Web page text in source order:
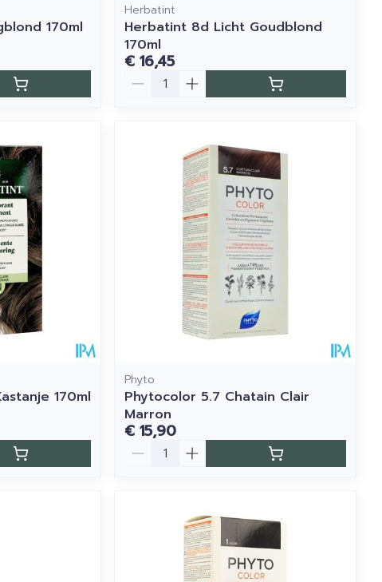
170ml
Herbatint
Herbatint 8d Licht Goudblond
170ml
€ 16,45
Aantal
170ml
Phyto
Phytocolor 5.7 Chatain Clair
Marron
€ 15,90
Aantal